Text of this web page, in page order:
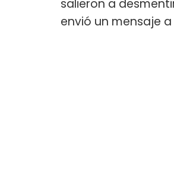
salieron a
envió un mensaje